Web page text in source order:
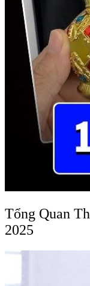
Tổng Quan
2025